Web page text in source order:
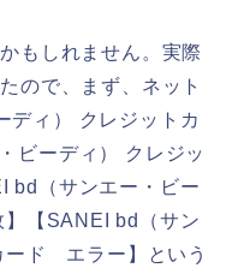
もしれません。実際
ので、まず、ネット
ディ） クレジットカ
ビーディ） クレジッ
bd（サンエー・ビー
【SANEI bd（サン
ード エラー】という